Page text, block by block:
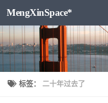
跳至内容
MengXinSpace*
标签： 二十年过去了